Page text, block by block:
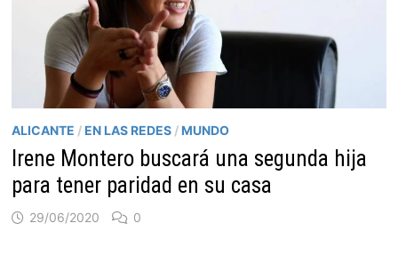
ALICANTE / EN LAS REDES / MUNDO
Irene Montero buscará una segunda hija
para tener paridad en su casa
29/06/2020 0